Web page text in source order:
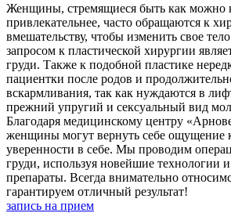
Женщины, стремящиеся быть как можно
привлекательнее, часто обращаются к
вмешательству, чтобы изменить свое
запросом к пластической хирургии
груди. Также к подобной пластике
пациентки после родов и
вскармливания, так как нуждаются в
прежний упругий и сексуальный вид
Благодаря медицинскому центру
женщины могут вернуть себе ощущение
уверенности в себе. Мы проводим
груди, используя новейшие технологии
препараты. Всегда внимательно
гарантируем отличный результат!
запись на прием